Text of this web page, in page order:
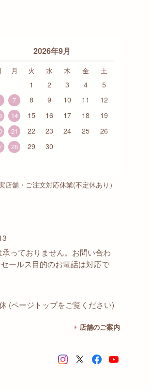
2026年9月
月 火 水 木 金
土
1
2 3 4 5
7 8 9 10 11 12
14 15 16 17 18 19
21 22 23 24 25 26
28 29 30
店舗・ご注文対応休業(不定休あり）
っておりません。お問い合わ
ールス目的のお電話は対応で
(ページトップをご覧ください)
店舗のご案内